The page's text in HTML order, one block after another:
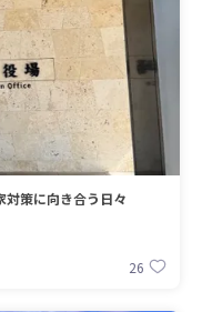
対策に向き合う日々
26